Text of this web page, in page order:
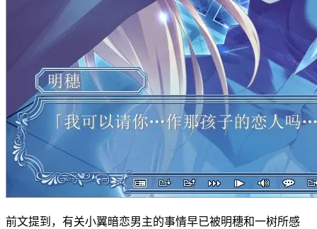
前文提到，有关小翼暗恋男主的事情早已被明穗和一树所感